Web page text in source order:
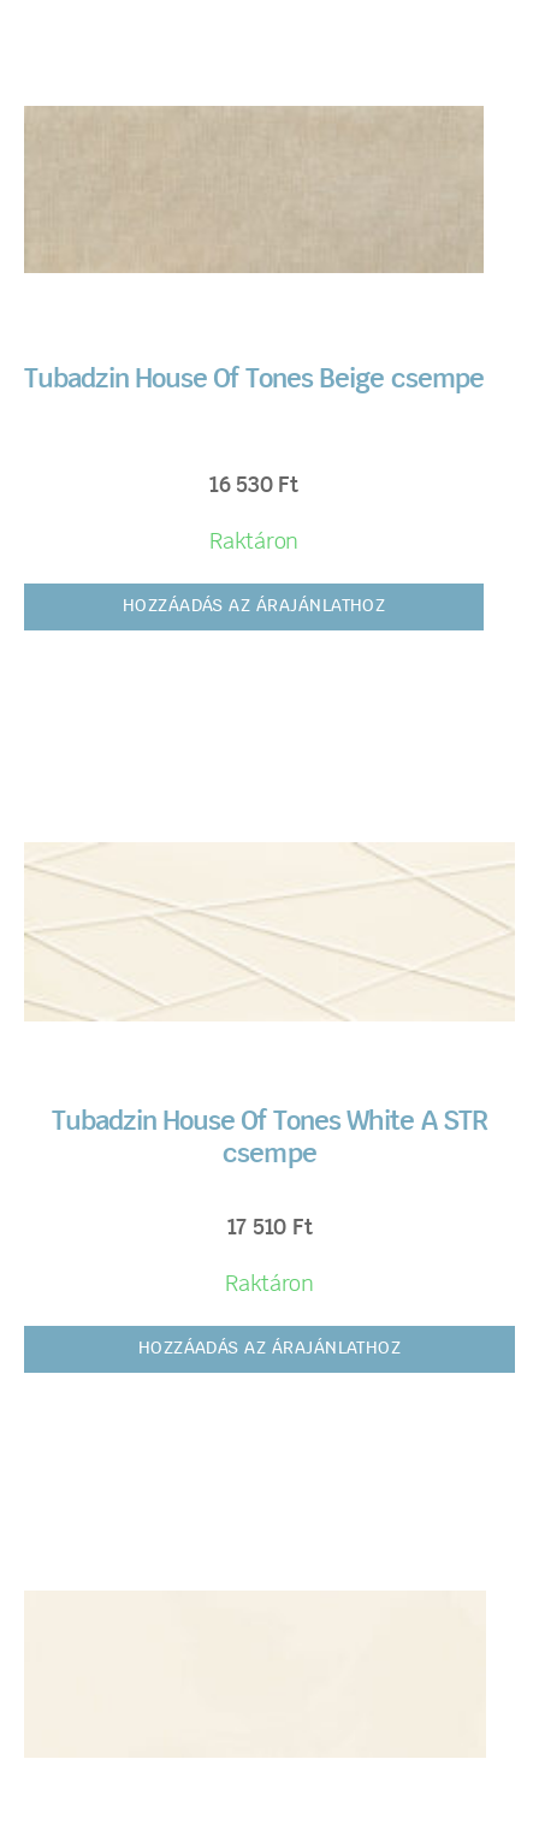
Tubadzin House Of Tones Beige csempe
16 530 Ft
Raktáron
HOZZÁADÁS AZ ÁRAJÁNLATHOZ
Tubadzin House Of Tones White A STR
csempe
17 510 Ft
Raktáron
HOZZÁADÁS AZ ÁRAJÁNLATHOZ